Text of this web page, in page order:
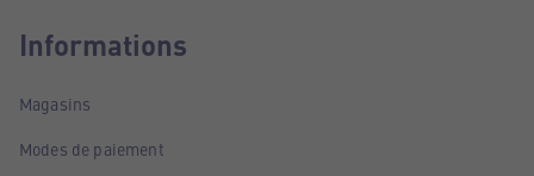
Informations
Magasins
Modes de paiement